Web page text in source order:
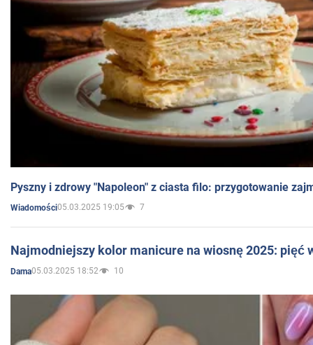
Pyszny i zdrowy "Napoleon" z ciasta filo: przygotowanie
Wiadomości05.03.2025 19:05 7
Najmodniejszy kolor manicure na wiosnę 2025: pięć
Dama05.03.2025 18:52 10